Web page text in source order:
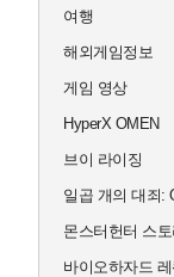
여행
해외게임정보
게임 영상
HyperX OMEN
브이 라이징
일곱 개의 대죄:
몬스터헌터 스
바이오하자드